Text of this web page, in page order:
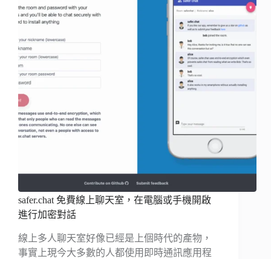
safer.chat 免費線上聊天室，在電腦或手機開啟
進行加密對話
線上多人聊天室好像已經是上個時代的產物，
事實上現今大多數的人都使用即時通訊應用程